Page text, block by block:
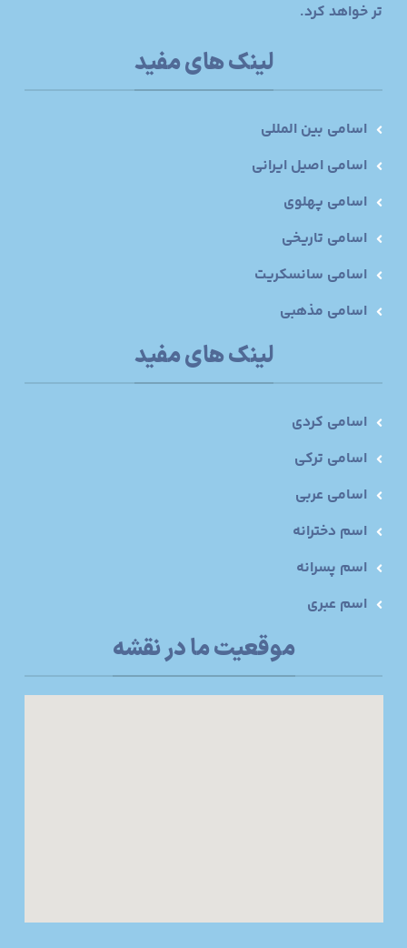
تر خواهد کرد.
لینک های مفید
اسامی بین المللی
اسامی اصیل ایرانی
اسامی پهلوی
اسامی تاریخی
اسامی سانسکریت
اسامی مذهبی
لینک های مفید
اسامی کردی
اسامی ترکی
اسامی عربی
اسم دخترانه
اسم پسرانه
اسم عبری
موقعیت ما در نقشه